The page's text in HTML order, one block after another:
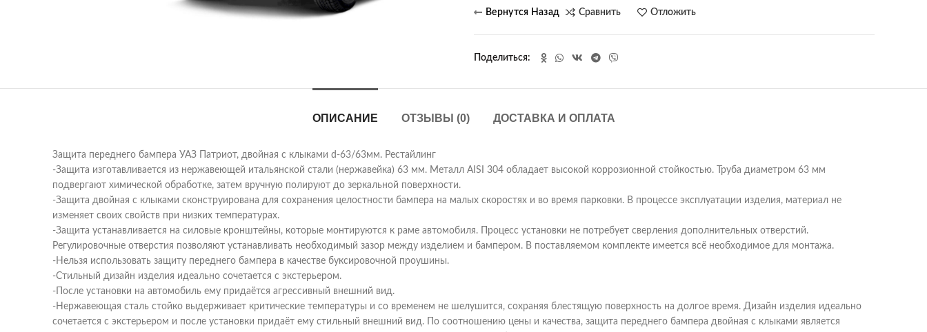
Сравнить Отложить
Поделиться
ОПИСАНИЕ ОТЗЫВЫ (0) ДОСТАВКА И ОПЛАТА
Защита переднего бампера УАЗ Патриот, двойная с клыками d-63/63мм. Рестайлинг
-Защита изготавливается из нержавеющей итальянской стали (нержавейка) 63 мм. Металл AISI 304 обладает высокой коррозионной стойкостью. Труба диаметром 63 мм
подвергают химической обработке, затем вручную полируют до зеркальной поверхности.
-Защита двойная с клыками сконструирована для сохранения целостности бампера на малых скоростях и во время парковки. В процессе эксплуатации изделия, материал не
изменяет своих свойств при низких температурах.
-Защита устанавливается на силовые кронштейны, которые монтируются к раме автомобиля. Процесс установки не потребует сверления дополнительных отверстий.
Регулировочные отверстия позволяют устанавливать необходимый зазор между изделием и бампером. В поставляемом комплекте имеется всё необходимое для монтажа.
-Нельзя использовать защиту переднего бампера в качестве буксировочной проушины.
-Стильный дизайн изделия идеально сочетается с экстерьером.
-После установки на автомобиль ему придаётся агрессивный внешний вид.
-Нержавеющая сталь стойко выдерживает критические температуры и со временем не шелушится, сохраняя блестящую поверхность на долгое время. Дизайн изделия идеально
сочетается с экстерьером и после установки придаёт ему стильный внешний вид. По соотношению цены и качества, защита переднего бампера двойная с клыками является